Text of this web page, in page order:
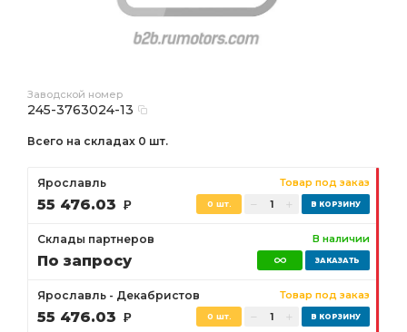
Заводской номер
245-3763024-13
Всего на складах 0 шт.
Ярославль Товар под заказ
55 476.03 Р 0 шт.
Склады партнеров В наличии
По запросу
Ярославль - Декабристов Товар под заказ
55 476.03 Р 0 шт.